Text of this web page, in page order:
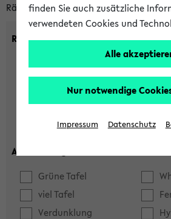
Räumen mit bestimmten
Raumkriterien:
max. Plätze:
Ausstattung:
Grüne Tafel
viel Tafel
Verdunklung
finden Sie auch zusätzliche
verwendeten Cookies und
Alle
Nur notwendige
Impressum Datenschutz